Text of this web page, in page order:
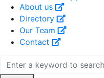
About us
Directory
Our Team
Contact